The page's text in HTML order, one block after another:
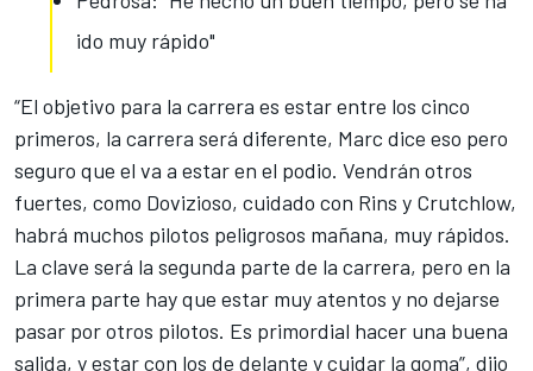
ido muy rápido"
“El objetivo para la carrera es estar entre los cinco
primeros, la carrera será diferente, Marc dice eso pero
seguro que el va a estar en el podio. Vendrán otros
fuertes, como Dovizioso, cuidado con Rins y Crutchlow,
habrá muchos pilotos peligrosos mañana, muy rápidos.
La clave será la segunda parte de la carrera, pero en la
primera parte hay que estar muy atentos y no dejarse
pasar por otros pilotos. Es primordial hacer una buena
salida, y estar con los de delante y cuidar la goma”, dijo